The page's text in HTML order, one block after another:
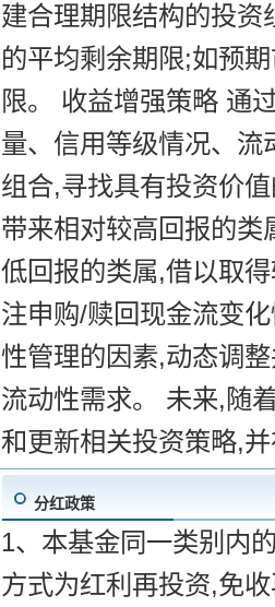
建合理期限结构的投
的平均剩余期限;如预
限。 收益增强策略 通
量、信用等级情况、
组合,寻找具有投资价
带来相对较高回报的
低回报的类属,借以取
注申购/赎回现金流变
性管理的因素,动态调
流动性需求。 未来,随
和更新相关投资策略,
分红政策
1、本基金同一类别内
方式为红利再投资,免